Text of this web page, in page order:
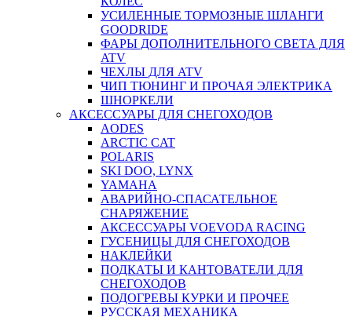
УСИЛЕННЫЕ ТОРМОЗНЫЕ ШЛАНГИ
GOODRIDE
ФАРЫ ДОПОЛНИТЕЛЬНОГО СВЕТА ДЛЯ
ATV
ЧЕХЛЫ ДЛЯ ATV
ЧИП ТЮНИНГ И ПРОЧАЯ ЭЛЕКТРИКА
ШНОРКЕЛИ
АКСЕССУАРЫ ДЛЯ СНЕГОХОДОВ
AODES
ARCTIC CAT
POLARIS
SKI DOO, LYNX
YAMAHA
АВАРИЙНО-СПАСАТЕЛЬНОЕ
СНАРЯЖЕНИЕ
АКСЕССУАРЫ VOEVODA RACING
ГУСЕНИЦЫ ДЛЯ СНЕГОХОДОВ
НАКЛЕЙКИ
ПОДКАТЫ И КАНТОВАТЕЛИ ДЛЯ
СНЕГОХОДОВ
ПОДОГРЕВЫ КУРКИ И ПРОЧЕЕ
РУССКАЯ МЕХАНИКА